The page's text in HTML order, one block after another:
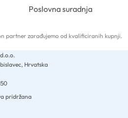
Poslovna suradnja
partner zarađujemo od kvalificiranih kupnji.
Hrvatska
pridržana